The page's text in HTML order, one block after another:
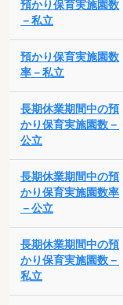
預かり保育実施園数
－私立
預かり保育実施園数
率－私立
長期休業期間中の預
かり保育実施園数－
公立
長期休業期間中の預
かり保育実施園数率
－公立
長期休業期間中の預
かり保育実施園数－
私立